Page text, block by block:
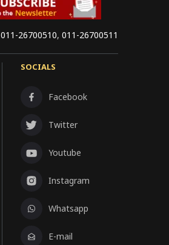
011-26700510, 011-26700511
SOCIALS
Facebook
Twitter
Youtube
Instagram
Whatsapp
E-mail